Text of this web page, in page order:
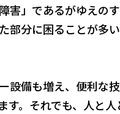
害」であるがゆえの
部分に困ることが多
設備も増え、便利な
す。それでも、人と